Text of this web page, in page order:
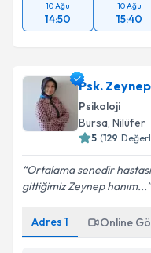
10 Ağu
14:50
10 Ağu
15:40
Psk.
Psikoloji
Bursa, Nilüfer
5 (129
Ortalama senedir
gittiğimiz Zeynep hanım...
Adres 1 Online